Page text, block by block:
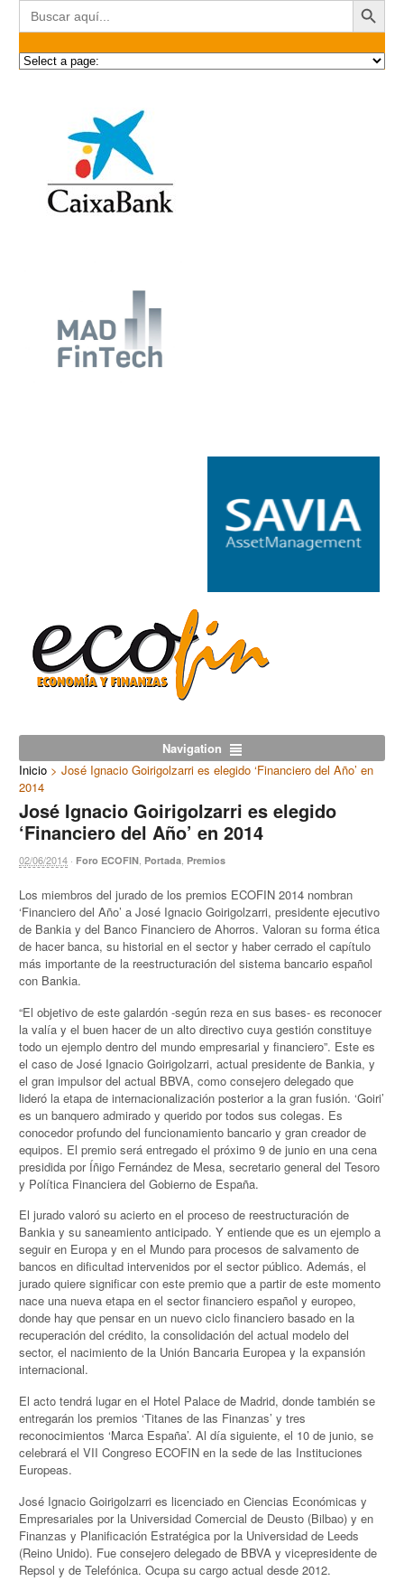
Buscar:
Navigation
Inicio > José Ignacio Goirigolzarri es elegido ‘Financiero del Año’ en
2014
José Ignacio Goirigolzarri es elegido
‘Financiero del Año’ en 2014
02/06/2014 · Foro ECOFIN, Portada, Premios
Los miembros del jurado de los premios ECOFIN 2014 nombran
‘Financiero del Año’ a José Ignacio Goirigolzarri, presidente ejecutivo
de Bankia y del Banco Financiero de Ahorros. Valoran su forma ética
de hacer banca, su historial en el sector y haber cerrado el capítulo
más importante de la reestructuración del sistema bancario español
con Bankia.
“El objetivo de este galardón -según reza en sus bases- es reconocer
la valía y el buen hacer de un alto directivo cuya gestión constituye
todo un ejemplo dentro del mundo empresarial y financiero”. Este es
el caso de José Ignacio Goirigolzarri, actual presidente de Bankia, y
el gran impulsor del actual BBVA, como consejero delegado que
lideró la etapa de internacionalización posterior a la gran fusión. ‘Goiri’
es un banquero admirado y querido por todos sus colegas. Es
conocedor profundo del funcionamiento bancario y gran creador de
equipos. El premio será entregado el próximo 9 de junio en una cena
presidida por Íñigo Fernández de Mesa, secretario general del Tesoro
y Política Financiera del Gobierno de España.
El jurado valoró su acierto en el proceso de reestructuración de
Bankia y su saneamiento anticipado. Y entiende que es un ejemplo a
seguir en Europa y en el Mundo para procesos de salvamento de
bancos en dificultad intervenidos por el sector público. Además, el
jurado quiere significar con este premio que a partir de este momento
nace una nueva etapa en el sector financiero español y europeo,
donde hay que pensar en un nuevo ciclo financiero basado en la
recuperación del crédito, la consolidación del actual modelo del
sector, el nacimiento de la Unión Bancaria Europea y la expansión
internacional.
El acto tendrá lugar en el Hotel Palace de Madrid, donde también se
entregarán los premios ‘Titanes de las Finanzas’ y tres
reconocimientos ‘Marca España’. Al día siguiente, el 10 de junio, se
celebrará el VII Congreso ECOFIN en la sede de las Instituciones
Europeas.
José Ignacio Goirigolzarri es licenciado en Ciencias Económicas y
Empresariales por la Universidad Comercial de Deusto (Bilbao) y en
Finanzas y Planificación Estratégica por la Universidad de Leeds
(Reino Unido). Fue consejero delegado de BBVA y vicepresidente de
Repsol y de Telefónica. Ocupa su cargo actual desde 2012.